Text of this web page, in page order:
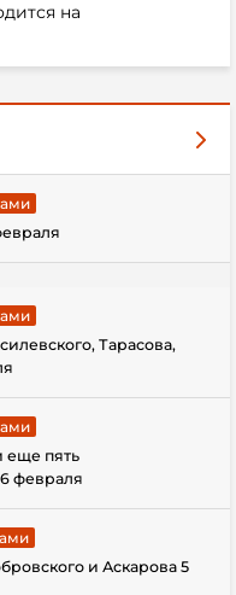
на
Тарасова,
еще пять
февраля
и Аскарова 5